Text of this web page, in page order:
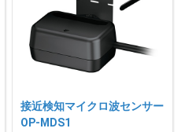
カテゴリ
能 標準搭載
接近検知マイクロ波センサー
OP-MDS1